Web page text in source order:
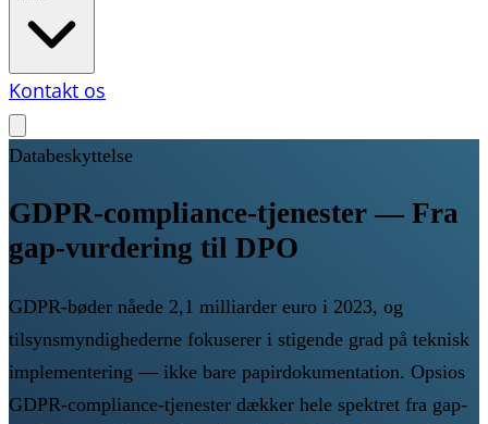
Kontakt os
Databeskyttelse
GDPR-compliance-tjenester — Fra
gap-vurdering til DPO
GDPR-bøder nåede 2,1 milliarder euro i 2023, og
tilsynsmyndighederne fokuserer i stigende grad på teknisk
implementering — ikke bare papirdokumentation. Opsios
GDPR-compliance-tjenester dækker hele spektret fra gap-